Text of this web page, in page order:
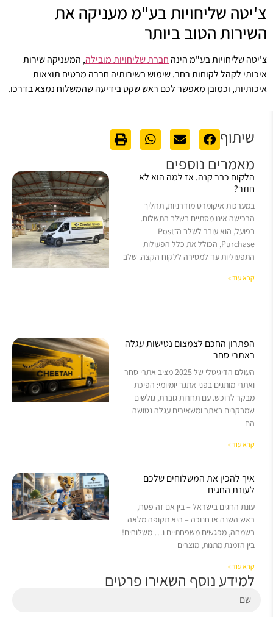
שיתוף
מאמרים נוספים
הלקוח כבר קנה. אז למה הוא לא
חוזר?
במערכות איקומרס מודרניות, תהליך
הרכישה אינו מסתיים בשלב התשלום.
בפועל, הוא עובר לשלב ה־Post
Purchase, הכולל את כלל הפעולות
התפעוליות עד למסירה ללקוח הקצה. שלב
קרא עוד »
הפתרון החכם לצמצום נטישות עגלה
באתרי סחר
העולם הדיגיטלי של 2025 מציב אתרי סחר
ואתרי מותגים בפני אתגר יומיומי: הפיכת
מבקר לרוכש. עם תחרות גוברת, גולשים
שמבקרים באתר ומשאירים עגלה נטושה
הם
קרא עוד »
איך להכין את המשלוחים שלכם
לעונת החגים
עונת החגים בישראל – בין אם זה פסח,
ראש השנה או חנוכה – היא תקופה מלאה
בשמחה, מפגשים משפחתיים ו… משלוחים!
בין הזמנת מתנות, מוצרים
קרא עוד »
למידע נוסף השאירו פרטים
צ'יטה שליחויות בע"מ מעניקה את
השירות הטוב ביותר
צ'יטה שליחויות בע"מ הינה חברת שליחויות מובילה, המעניקה שירות
איכותי לקהל לקוחות רחב. שימוש בשירותיה חברה מבטיח תוצאות
איכותיות, וכמובן מאפשר לכם ראש שקט בידיעה שהמשלוח נמצא בדרכו.